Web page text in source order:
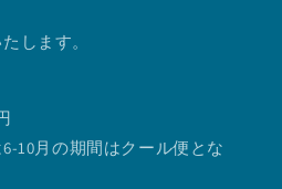
します。
10月の期間はクール便とな